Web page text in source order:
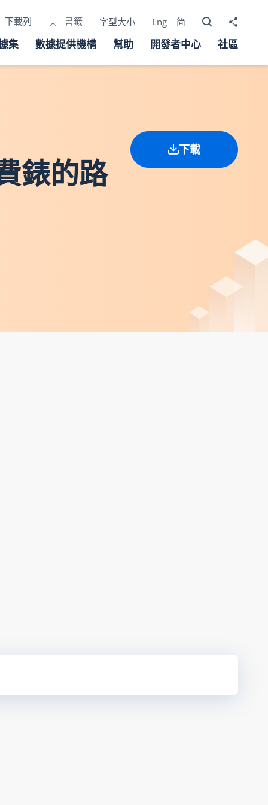
下載列 書籤 字型大小 Eng 简 打開搜尋器
分享至
集 數據提供機構 幫助 開發者中心 社區
錶的路
下載